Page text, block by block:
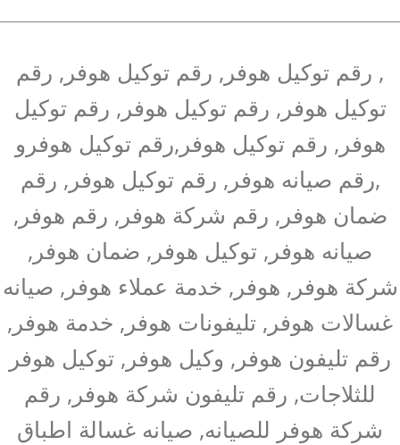
, رقم توكيل هوفر, رقم توكيل هوفر, رقم
توكيل هوفر, رقم توكيل هوفر, رقم توكيل
هوفر, رقم توكيل هوفر,رقم توكيل هوفرو
,رقم صيانه هوفر, رقم توكيل هوفر, رقم
ضمان هوفر, رقم شركة هوفر, رقم هوفر,
صيانه هوفر, توكيل هوفر, ضمان هوفر,
شركة هوفر, هوفر, خدمة عملاء هوفر, صيانه
غسالات هوفر, تليفونات هوفر, خدمة هوفر,
رقم تليفون هوفر, وكيل هوفر, توكيل هوفر
للثلاجات, رقم تليفون شركة هوفر, رقم
شركة هوفر للصيانه, صيانه غسالة اطباق